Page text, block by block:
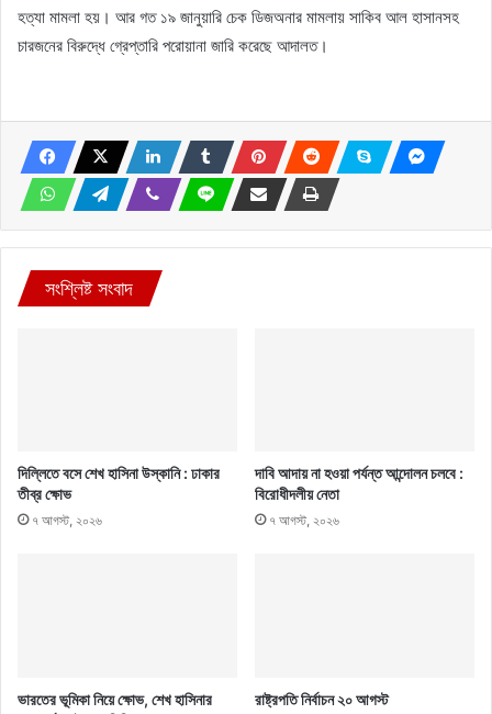
হত্যা মামলা হয়। আর গত ১৯ জানুয়ারি চেক ডিজঅনার মামলায় সাকিব আল হাসানসহ
চারজনের বিরুদ্ধে গ্রেপ্তারি পরোয়ানা জারি করেছে আদালত।
সংশ্লিষ্ট সংবাদ
দিল্লিতে বসে শেখ হাসিনা উস্কানি : ঢাকার
তীব্র ক্ষোভ
৭ আগস্ট, ২০২৬
দাবি আদায় না হওয়া পর্যন্ত আন্দোলন চলবে :
বিরোধীদলীয় নেতা
৭ আগস্ট, ২০২৬
ভারতের ভূমিকা নিয়ে ক্ষোভ, শেখ হাসিনার
রাষ্ট্রপতি নির্বাচন ২০ আগস্ট